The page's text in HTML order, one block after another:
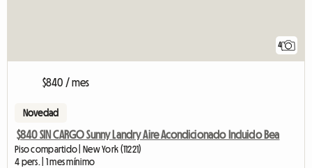
4
$840 / mes
Novedad
$840 SIN CARGO Sunny Landry Aire Acondicionado Incluido Bea
Piso compartido | New York (11221)
4 pers. | 1 mes mínimo